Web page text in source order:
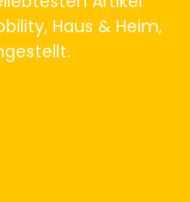
Haus & Heim,